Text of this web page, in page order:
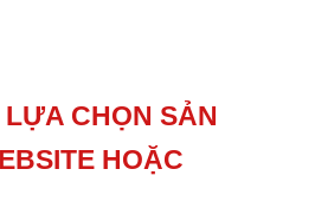
CHỌN SẢN
HOẶC